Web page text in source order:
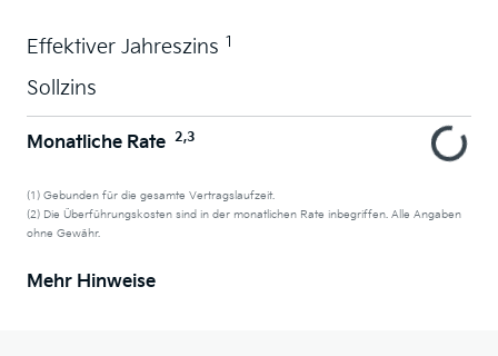
Effektiver Jahreszins 1
Sollzins
Monatliche Rate 2,3
(1) Gebunden für die gesamte Vertragslaufzeit.
(2) Die Überführungskosten sind in der monatlichen Rate inbegriffen. Alle Angaben
ohne Gewähr.
Mehr Hinweise